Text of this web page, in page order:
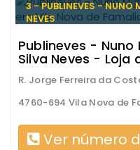
3 - PUBLINEVES - NUNO
NEVES
Publineves -
Silva Neves - Loja
R. Jorge Ferreira da
4760-694 Vila Nova de
Ver número